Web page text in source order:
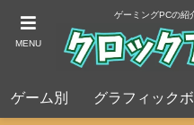
MENU
ゲーミングPCの紹
ゲーム別 グラフィック